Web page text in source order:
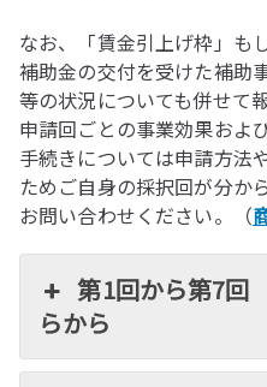
なお、「賃金引上げ枠」も
補助金の交付を受けた補助
等の状況についても併せて
申請回ごとの事業効果およ
手続きについては申請方法
ためご自身の採択回が分か
お問い合わせください。（
第1回から第7回
らから